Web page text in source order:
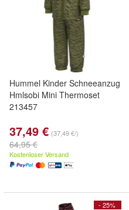
Hummel Kinder Schneeanzug
Hmlsobi Mini Thermoset
213457
37,49 € (37,49 €/)
64,95 €
Kostenloser Versand
- 25%